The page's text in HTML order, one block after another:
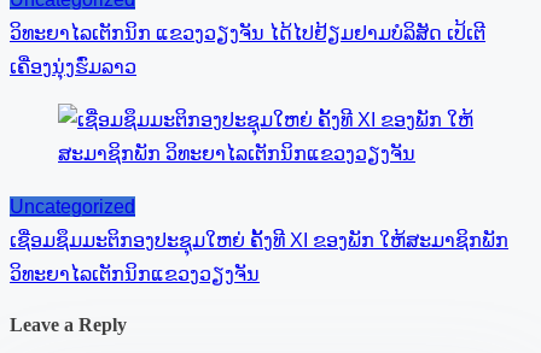
ວິທະຍາໄລເຕັກນິກ ແຂວງວຽງຈັນ ໄດ້ໄປຢ້ຽມຢາມບໍລິສັດ ເປ້ເຕີ
ເຄື່ອງນຸ່ງຮົ່ມລາວ
Uncategorized
ເຊື່ອມຊຶມມະຕິກອງປະຊຸມໃຫຍ່ ຄັ້ງທີ XI ຂອງພັກ ໃຫ້ສະມາຊິກພັກ
ວິທະຍາໄລເຕັກນິກແຂວງວຽງຈັນ
Leave a Reply